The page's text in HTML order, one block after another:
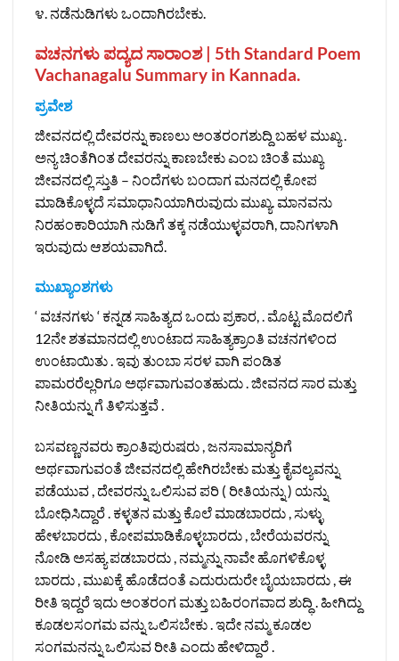
೪. ನಡೆನುಡಿಗಳು ಒಂದಾಗಿರಬೇಕು.
ವಚನಗಳು ಪದ್ಯದ ಸಾರಾಂಶ | 5th Standard Poem
Vachanagalu Summary in Kannada.
ಪ್ರವೇಶ
ಜೀವನದಲ್ಲಿ ದೇವರನ್ನು ಕಾಣಲು ಅಂತರಂಗಶುದ್ದಿ ಬಹಳ ಮುಖ್ಯ .
ಅನ್ಯ ಚಿಂತೆಗಿಂತ ದೇವರನ್ನು ಕಾಣಬೇಕು ಎಂಬ ಚಿಂತೆ ಮುಖ್ಯ
ಜೀವನದಲ್ಲಿ ಸ್ತುತಿ – ನಿಂದೆಗಳು ಬಂದಾಗ ಮನದಲ್ಲಿ ಕೋಪ
ಮಾಡಿಕೊಳ್ಳದೆ ಸಮಾಧಾನಿಯಾಗಿರುವುದು ಮುಖ್ಯ. ಮಾನವನು
ನಿರಹಂಕಾರಿಯಾಗಿ ನುಡಿಗೆ ತಕ್ಕ ನಡೆಯುಳ್ಳವರಾಗಿ, ದಾನಿಗಳಾಗಿ
ಇರುವುದು ಆಶಯವಾಗಿದೆ.
ಮುಖ್ಯಾಂಶಗಳು
‘ ವಚನಗಳು ‘ ಕನ್ನಡ ಸಾಹಿತ್ಯದ ಒಂದು ಪ್ರಕಾರ, . ಮೊಟ್ಟ ಮೊದಲಿಗೆ
12ನೇ ಶತಮಾನದಲ್ಲಿ ಉಂಟಾದ ಸಾಹಿತ್ಯಕ್ರಾಂತಿ ವಚನಗಳಿಂದ
ಉಂಟಾಯಿತು . ಇವು ತುಂಬಾ ಸರಳ ವಾಗಿ ಪಂಡಿತ
ಪಾಮರರೆಲ್ಲರಿಗೂ ಅರ್ಥವಾಗುವಂತಹುದು . ಜೀವನದ ಸಾರ ಮತ್ತು
ನೀತಿಯನ್ನು ಗೆ ತಿಳಿಸುತ್ತವೆ .
ಬಸವಣ್ಣನವರು ಕ್ರಾಂತಿಪುರುಷರು , ಜನಸಾಮಾನ್ಯರಿಗೆ
ಅರ್ಥವಾಗುವಂತೆ ಜೀವನದಲ್ಲಿ ಹೇಗಿರಬೇಕು ಮತ್ತು ಕೈವಲ್ಯವನ್ನು
ಪಡೆಯುವ , ದೇವರನ್ನು ಒಲಿಸುವ ಪರಿ ( ರೀತಿಯನ್ನು ) ಯನ್ನು
ಬೋಧಿಸಿದ್ದಾರೆ . ಕಳ್ಳತನ ಮತ್ತು ಕೊಲೆ ಮಾಡಬಾರದು , ಸುಳ್ಳು
ಹೇಳಬಾರದು , ಕೋಪಮಾಡಿಕೊಳ್ಳಬಾರದು , ಬೇರೆಯವರನ್ನು
ನೋಡಿ ಅಸಹ್ಯ ಪಡಬಾರದು , ನಮ್ಮನ್ನು ನಾವೇ ಹೊಗಳಿಕೊಳ್ಳ
ಬಾರದು , ಮುಖಕ್ಕೆ ಹೊಡೆದಂತೆ ಎದುರುದುರೇ ಬೈಯಬಾರದು , ಈ
ರೀತಿ ಇದ್ದರೆ ಇದು ಅಂತರಂಗ ಮತ್ತು ಬಹಿರಂಗವಾದ ಶುದ್ಧಿ . ಹೀಗಿದ್ದು
ಕೂಡಲಸಂಗಮ ವನ್ನು ಒಲಿಸಬೇಕು . ಇದೇ ನಮ್ಮ ಕೂಡಲ
ಸಂಗಮನನ್ನು ಒಲಿಸುವ ರೀತಿ ಎಂದು ಹೇಳಿದ್ದಾರೆ .